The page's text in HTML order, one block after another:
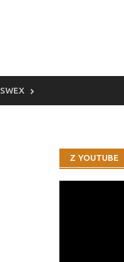
SWEX
Z YOUTUBE